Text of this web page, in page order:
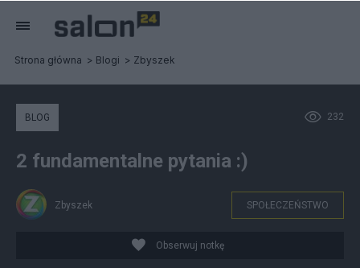
Strona główna Blogi Zbyszek
232
BLOG
2 fundamentalne pytania :)
Zbyszek SPOŁECZEŃSTWO
Obserwuj notkę